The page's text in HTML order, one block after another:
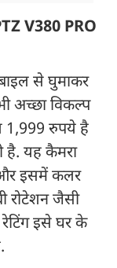
V380 PRO
से घुमाकर
अच्छा विकल्प
1,999 रुपये है
है. यह कैमरा
इसमें कलर
रोटेशन जैसी
इसे घर के